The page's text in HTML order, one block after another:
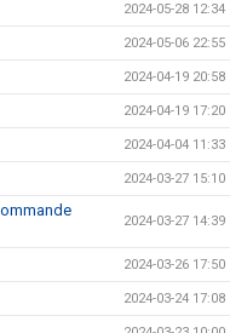
2024-05-28 12:34
2024-05-06 22:55
2024-04-19 20:58
2024-04-19 17:20
2024-04-04 11:33
2024-03-27 15:10
2024-03-27 14:39
2024-03-26 17:50
2024-03-24 17:08